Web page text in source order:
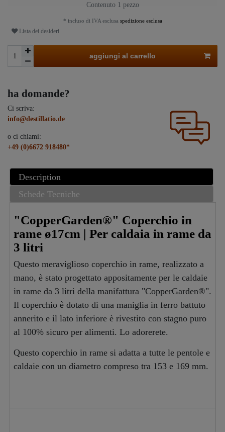
Contenuto 1 pezzo
* incluso di IVA esclusa spedizione esclusa
Lista dei desideri
aggiungi al carrello
ha domande?
Ci scriva:
info@destillatio.de
o ci chiami:
+49 (0)6672 918480*
Description
Schede Tecniche
"CopperGarden®" Coperchio in
rame ø17cm | Per caldaia in rame da
3 litri
Questo meraviglioso coperchio in rame, realizzato a
mano, è stato progettato appositamente per le caldaie
in rame da 3 litri della manifattura "CopperGarden®".
Il coperchio è dotato di una maniglia in ferro battuto
annerito e il lato inferiore è rivestito con stagno puro
al 100% sicuro per alimenti. Lo adorerete.
Questo coperchio in rame si adatta a tutte le pentole e
caldaie con un diametro compreso tra 153 e 169 mm.